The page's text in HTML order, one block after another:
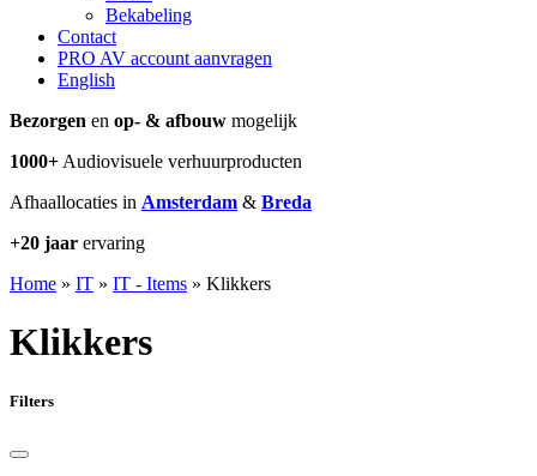
Bekabeling
Contact
PRO AV account aanvragen
English
Bezorgen en op- & afbouw mogelijk
1000+ Audiovisuele verhuurproducten
Afhaallocaties in Amsterdam & Breda
+20 jaar ervaring
Home » IT » IT - Items » Klikkers
Klikkers
Filters